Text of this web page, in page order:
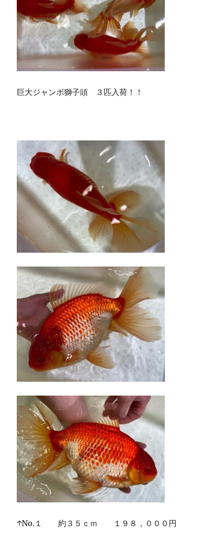
巨大ジャンボ獅子頭 ３匹入荷！！
↑No.１ 約３５ｃｍ １９８，０００円